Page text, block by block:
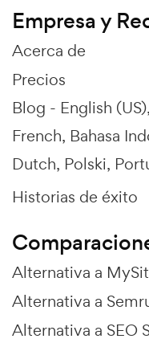
Empresa y
Acerca de
Precios
Blog - English (US)
French Bahasa
Dutch Polski
Historias de éxito
Alternativa a
Alternativa a
Alternativa a SEO